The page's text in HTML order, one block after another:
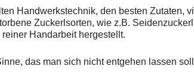
Handwerkstechnik, den besten Zutaten,
Zuckerlsorten, wie z.B.
Handarbeit hergestellt.
das man sich nicht entgehen lassen